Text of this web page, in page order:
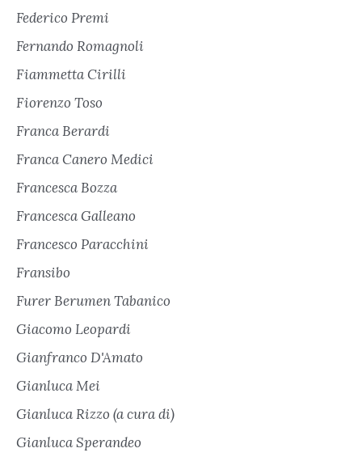
Federico Premi
Fernando Romagnoli
Fiammetta Cirilli
Fiorenzo Toso
Franca Berardi
Franca Canero Medici
Francesca Bozza
Francesca Galleano
Francesco Paracchini
Fransibo
Furer Berumen Tabanico
Giacomo Leopardi
Gianfranco D'Amato
Gianluca Mei
Gianluca Rizzo (a cura di)
Gianluca Sperandeo